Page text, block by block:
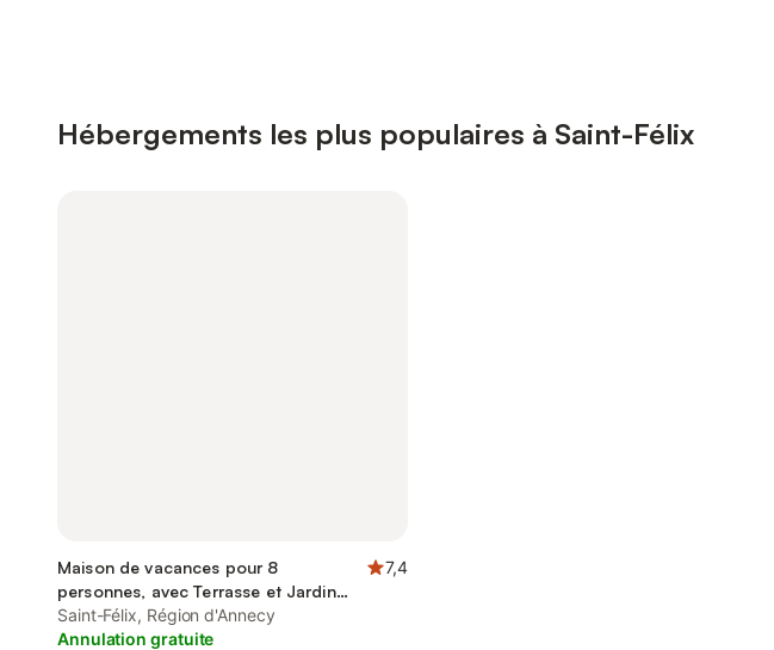
Hébergements les plus populaires à Saint-Félix
Maison de vacances pour 8
personnes, avec Terrasse et Jardin
ainsi que Piscine et Vue
7,4
Saint-Félix, Région d'Annecy
Annulation gratuite